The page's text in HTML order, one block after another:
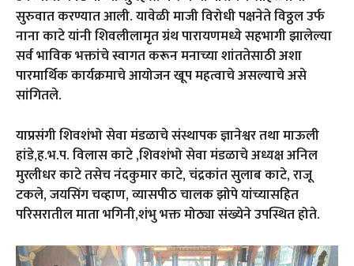
सुरुवात करण्यात आली. यावेळी माजी विरोधी पक्षनेते विठ्ठल उर्फ
नाना काटे यांनी शिवलीलामृत ग्रंथ पारायणमध्ये सहभागी झालेल्या
सर्व भाविक भक्तांचे स्वागत करून मनाच्या शांततेसाठी अशा
पारमार्थिक कार्यक्रमाचे आयोजन खूप महत्वाचे असल्याचे असे
सांगितले.
याप्रसंगी शिवशंभो सेवा मंडळाचे संस्थापक ज्ञानेश्वर तथा माऊली
हांडे,ह.भ.प. विलास काटे ,शिवशंभो सेवा मंडळाचे अध्यक्ष अनिल
मुरलीधर काटे तसेच नंदकुमार काटे, चंद्रकांत सुलाब काटे, राजू
टकले, जयसिंग चव्हाण, व्यासपीठ चालक झोपे यांच्यासहित
परिसरातील माता भगिनी,शंभु भक्त मोठ्या संख्येने उपस्थित होते.